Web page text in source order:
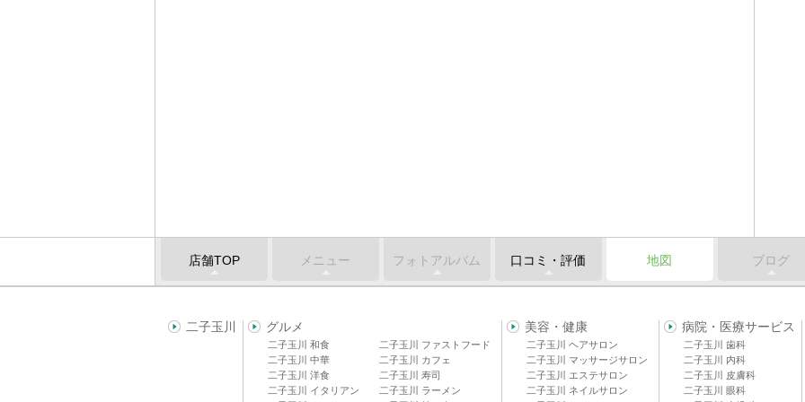
店舗TOP メニュー フォトアルバム 口コミ・評価 地図 ブログ
二子玉川 グルメ
二子玉川 和食
二子玉川 中華
二子玉川 洋食
二子玉川 イタリアン
二子玉川 ファストフード
二子玉川 カフェ
二子玉川 寿司
二子玉川 ラーメン
美容・健康
二子玉川 ヘアサロン
二子玉川 マッサージサロン
二子玉川 エステサロン
二子玉川 ネイルサロン
病院・医療サービス
二子玉川 歯科
二子玉川 内科
二子玉川 皮膚科
二子玉川 眼科